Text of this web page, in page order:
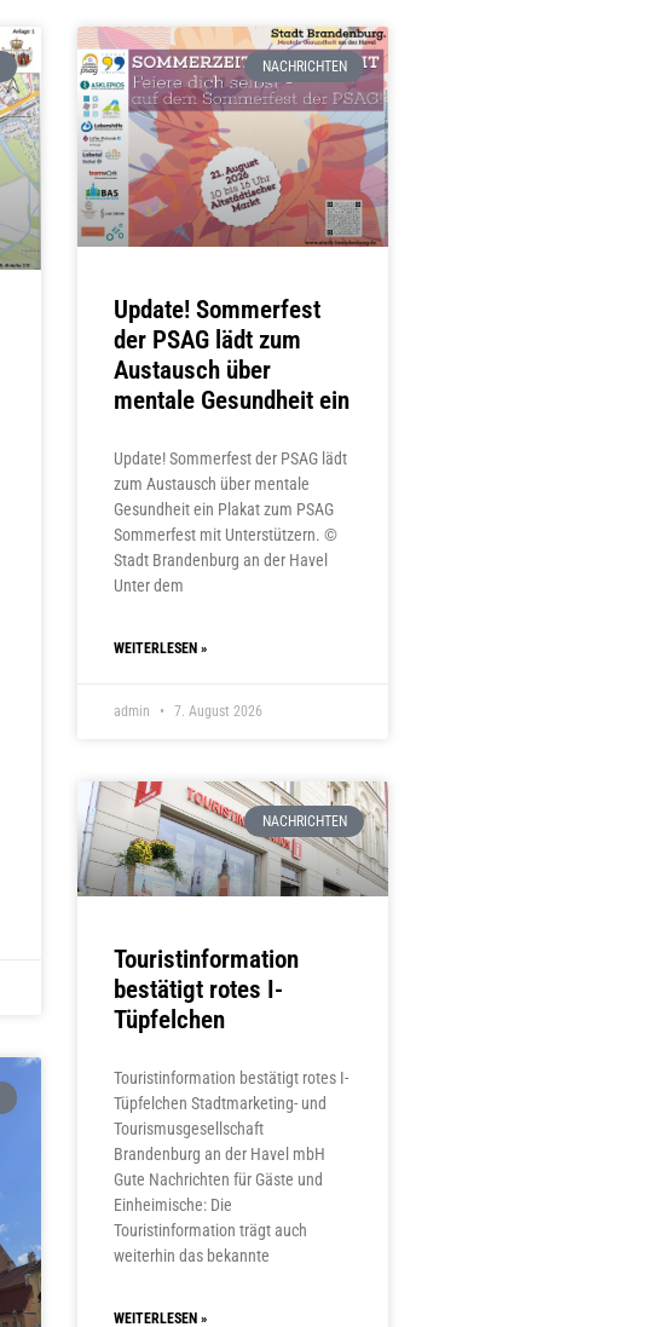
NACHRICHTEN
Update! Sommerfest
der PSAG lädt zum
Austausch über
mentale Gesundheit ein
Update! Sommerfest der PSAG lädt
zum Austausch über mentale
Gesundheit ein Plakat zum PSAG
Sommerfest mit Unterstützern. ©
Stadt Brandenburg an der Havel
Unter dem
WEITERLESEN »
admin 7. August 2026
NACHRICHTEN
Touristinformation
bestätigt rotes I-
Tüpfelchen
Touristinformation bestätigt rotes I-
Tüpfelchen Stadtmarketing- und
Tourismusgesellschaft
Brandenburg an der Havel mbH
Gute Nachrichten für Gäste und
Einheimische: Die
Touristinformation trägt auch
weiterhin das bekannte
WEITERLESEN »